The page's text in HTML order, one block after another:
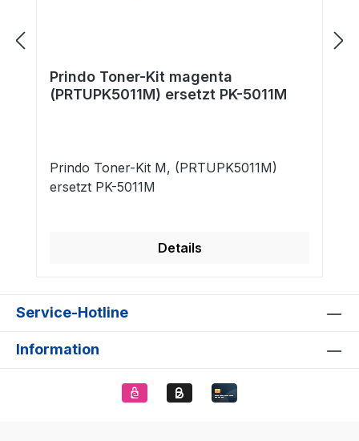
Prindo Toner-Kit magenta
(PRTUPK5011M) ersetzt PK-5011M
Prindo Toner-Kit M, (PRTUPK5011M)
ersetzt PK-5011M
Details
Service-Hotline
Information